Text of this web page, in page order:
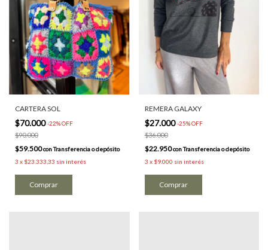
CARTERA SOL
$70.000-22%OFF
$90.000
$59.500conTransferencia o depósito
3 x $23.333,33 sin interés
REMERA GALAXY
$27.000-25%OFF
$36.000
$22.950conTransferencia o depósito
3 x $9.000 sin interés
Comprar